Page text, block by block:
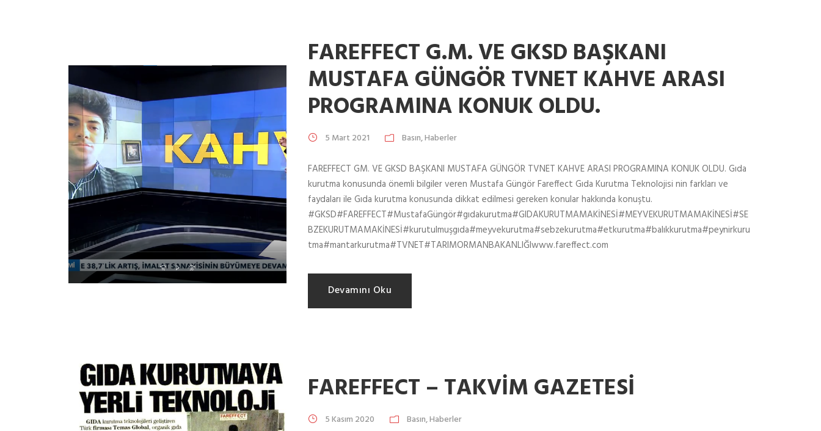
FAREFFECT G.M. VE GKSD BAŞKANI
MUSTAFA GÜNGÖR TVNET KAHVE ARASI
PROGRAMINA KONUK OLDU.
5 Mart 2021 Basın,Haberler
FAREFFECT GM. VE GKSD BAŞKANI MUSTAFA GÜNGÖR TVNET KAHVE ARASI PROGRAMINA KONUK OLDU. Gıda
kurutma konusunda önemli bilgiler veren Mustafa Güngör Fareffect Gıda Kurutma Teknolojisi nin farkları ve
faydaları ile Gıda kurutma konusunda dikkat edilmesi gereken konular hakkında konuştu.
#GKSD#FAREFFECT#MustafaGüngör#gıdakurutma#GIDAKURUTMAMAKİNESİ#MEYVEKURUTMAMAKİNESİ#SE
BZEKURUTMAMAKİNESİ#kurutulmuşgıda#meyvekurutma#sebzekurutma#etkurutma#balıkkurutma#peynirkuru
tma#mantarkurutma#TVNET#TARIMORMANBAKANLIĞIwww.fareffect.com
Devamını Oku
FAREFFECT – TAKVİM GAZETESİ
5 Kasım 2020 Basın,Haberler